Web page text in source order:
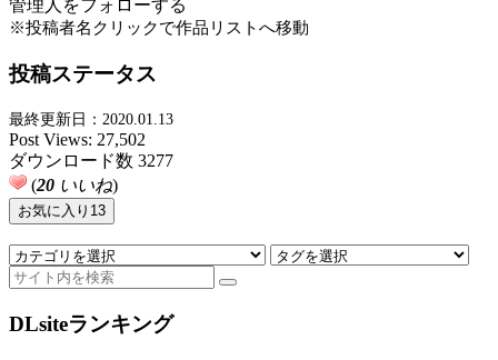
管理人をフォローする
※投稿者名クリックで作品リストへ移動
投稿ステータス
最終更新日：2020.01.13
Post Views: 27,502
ダウンロード数 3277
(20 いいね)
お気に入り 13
DLsiteランキング